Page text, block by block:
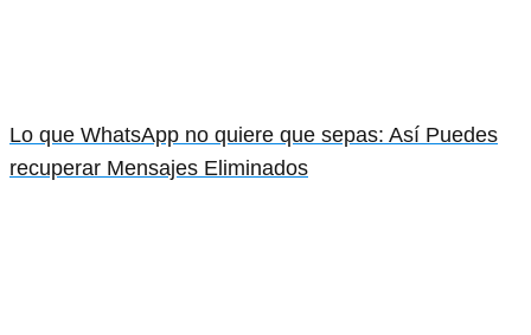
Lo que WhatsApp no quiere que sepas: Así Puedes
recuperar Mensajes Eliminados